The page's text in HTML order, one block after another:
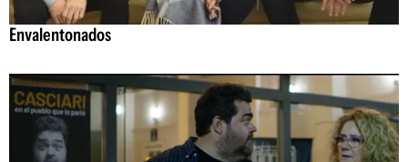
Envalentonados